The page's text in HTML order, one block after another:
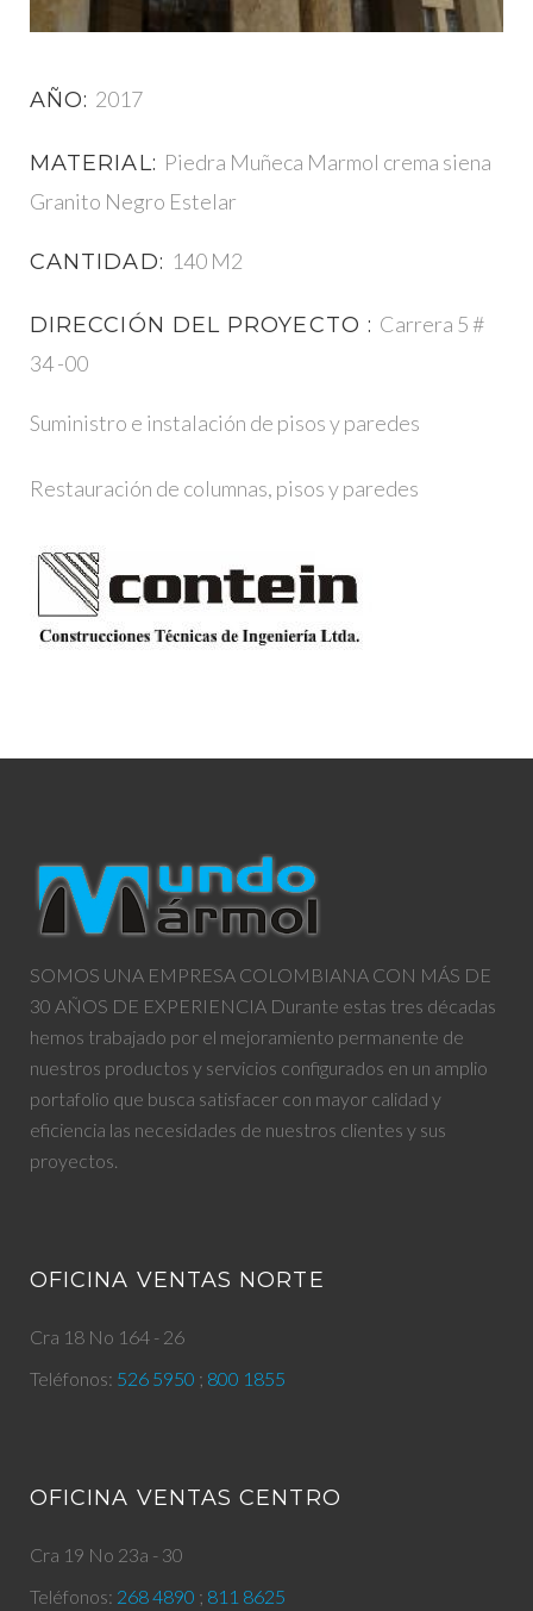
AÑO: 2017
MATERIAL: Piedra Muñeca Marmol crema siena
Granito Negro Estelar
CANTIDAD: 140 M2
DIRECCIÓN DEL PROYECTO : Carrera 5 #
34 -00
Suministro e instalación de pisos y paredes
Restauración de columnas, pisos y paredes
SOMOS UNA EMPRESA COLOMBIANA CON MÁS DE
30 AÑOS DE EXPERIENCIA Durante estas tres décadas
hemos trabajado por el mejoramiento permanente de
nuestros productos y servicios configurados en un amplio
portafolio que busca satisfacer con mayor calidad y
eficiencia las necesidades de nuestros clientes y sus
proyectos.
OFICINA VENTAS NORTE
Cra 18 No 164 - 26
Teléfonos: 526 5950 ; 800 1855
OFICINA VENTAS CENTRO
Cra 19 No 23a - 30
Teléfonos: 268 4890 ; 811 8625